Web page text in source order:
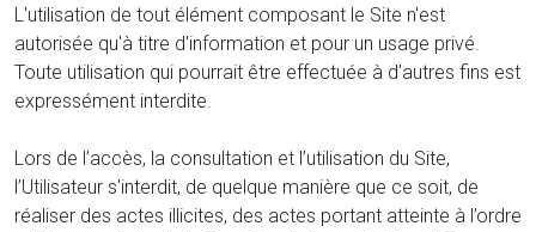
L'utilisation de tout élément composant le Site n'est
autorisée qu'à titre d'information et pour un usage privé.
Toute utilisation qui pourrait être effectuée à d'autres fins est
expressément interdite.
Lors de l’accès, la consultation et l’utilisation du Site,
l’Utilisateur s'interdit, de quelque manière que ce soit, de
réaliser des actes illicites, des actes portant atteinte à l’ordre